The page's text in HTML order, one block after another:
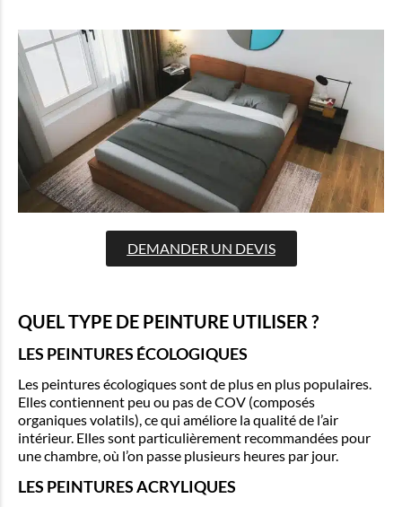
DEMANDER UN DEVIS
QUEL TYPE DE PEINTURE UTILISER ?
LES PEINTURES ÉCOLOGIQUES
Les peintures écologiques sont de plus en plus populaires.
Elles contiennent peu ou pas de COV (composés
organiques volatils), ce qui améliore la qualité de l’air
intérieur. Elles sont particulièrement recommandées pour
une chambre, où l’on passe plusieurs heures par jour.
LES PEINTURES ACRYLIQUES